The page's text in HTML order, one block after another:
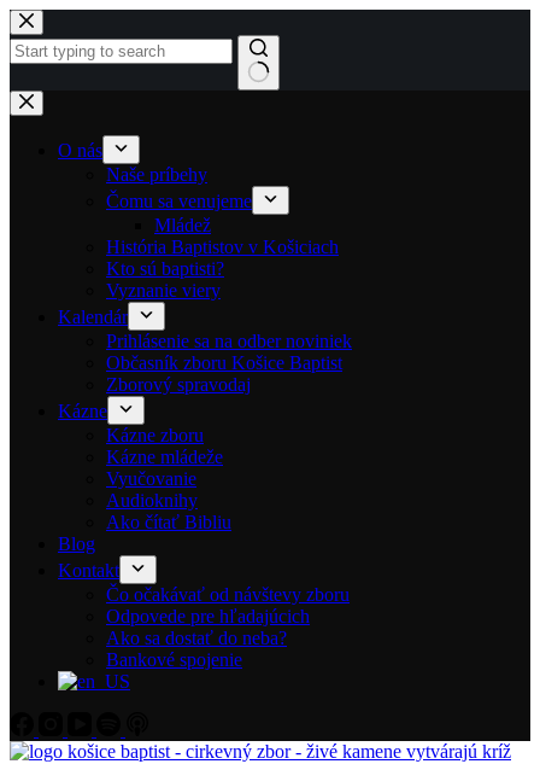
Skip to content
No results
O nás
Naše príbehy
Čomu sa venujeme
Mládež
História Baptistov v Košiciach
Kto sú baptisti?
Vyznanie viery
Kalendár
Prihlásenie sa na odber noviniek
Občasník zboru Košice Baptist
Zborový spravodaj
Kázne
Kázne zboru
Kázne mládeže
Vyučovanie
Audioknihy
Ako čítať Bibliu
Blog
Kontakt
Čo očakávať od návštevy zboru
Odpovede pre hľadajúcich
Ako sa dostať do neba?
Bankové spojenie